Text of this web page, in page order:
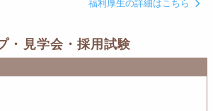
福利厚生の詳細はこちら
・見学会・採用試験